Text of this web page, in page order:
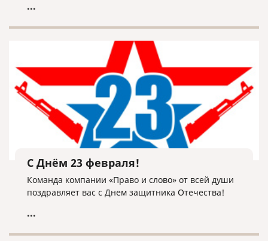
...
С Днём 23 февраля!
Команда компании «Право и слово» от всей души
поздравляет вас с Днем защитника Отечества!
...